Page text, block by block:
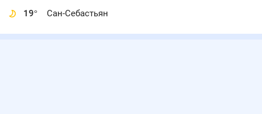
19° Сан-Себастьян